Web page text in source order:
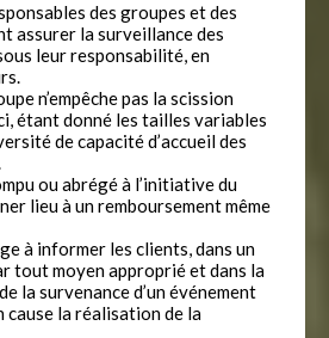
des groupes et des
assurer la surveillance des
leur responsabilité, en
n’empêche pas la scission
étant donné les tailles variables
de capacité d’accueil des
ou abrégé à l’initiative du
lieu à un remboursement même
à informer les clients, dans un
tout moyen approprié et dans la
la survenance d’un événement
la réalisation de la